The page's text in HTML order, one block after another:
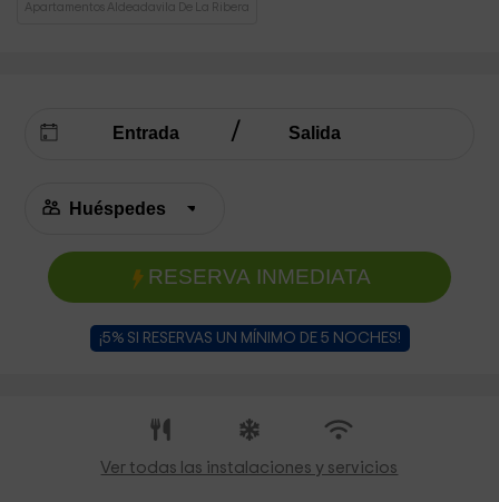
Apartamentos Aldeadavila De La Ribera
RESERVA INMEDIATA
¡5% SI RESERVAS UN MÍNIMO DE 5 NOCHES!
Ver todas las instalaciones y servicios